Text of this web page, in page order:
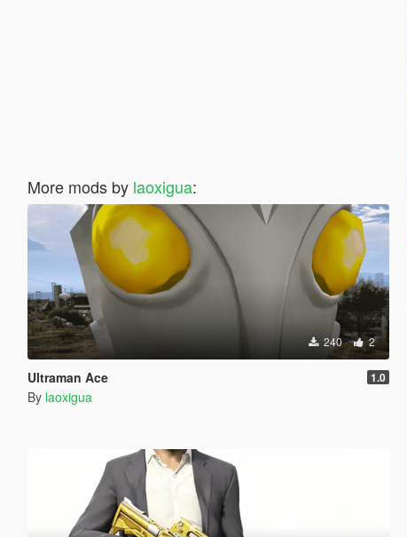
More mods by laoxigua:
240 2
Ultraman Ace 1.0
By laoxigua